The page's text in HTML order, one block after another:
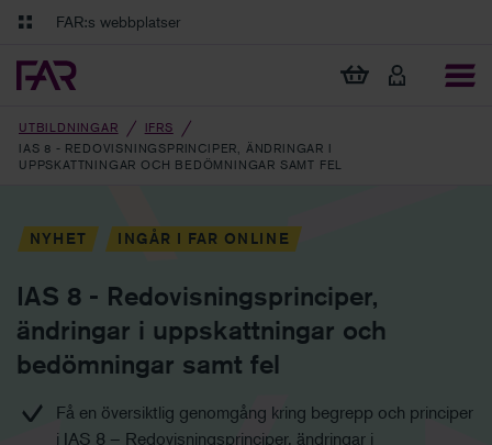
Gå till innehåll
Gå till navigation
Ekonomiska regler på ett och samma ställe
Debatt och fördjupning i branschens frågor
FAR:s webbplatser
Visa min varukorg
UTBILDNINGAR
IFRS
IAS 8 - REDOVISNINGSPRINCIPER, ÄNDRINGAR I
UPPSKATTNINGAR OCH BEDÖMNINGAR SAMT FEL
NYHET INGÅR I FAR ONLINE
IAS 8 - Redovisningsprinciper,
ändringar i uppskattningar och
bedömningar samt fel
Få en översiktlig genomgång kring begrepp och principer
i IAS 8 – Redovisningsprinciper, ändringar i